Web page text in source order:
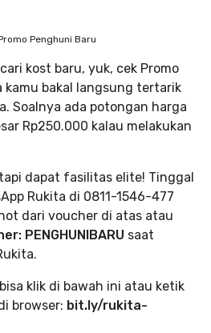
Penghuni Baru
kost baru, yuk, cek Promo
kamu bakal langsung tertarik
Soalnya ada potongan harga
Rp250.000 kalau melakukan
dapat fasilitas elite! Tinggal
Rukita di 0811-1546-477
dari voucher di atas atau
PENGHUNIBARU saat
klik di bawah ini atau ketik
browser: bit.ly/rukita-